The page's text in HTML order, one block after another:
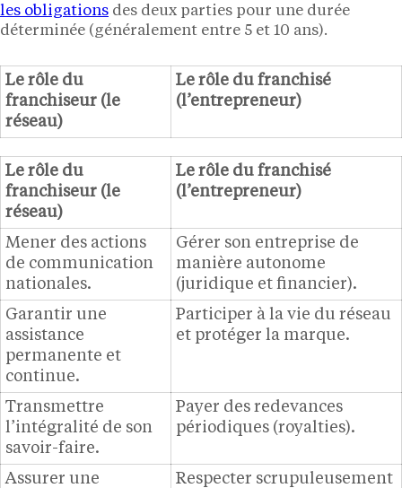
les obligations des deux parties pour une durée
déterminée (généralement entre 5 et 10 ans).
Le rôle du
franchiseur (le
réseau)
Le rôle du franchisé
(l’entrepreneur)
Le rôle du
franchiseur (le
réseau)
Le rôle du franchisé
(l’entrepreneur)
Mener des actions
de communication
nationales.
Gérer son entreprise de
manière autonome
(juridique et financier).
Garantir une
assistance
permanente et
continue.
Participer à la vie du réseau
et protéger la marque.
Transmettre
l’intégralité de son
savoir-faire.
Payer des redevances
périodiques (royalties).
Assurer une
Respecter scrupuleusement